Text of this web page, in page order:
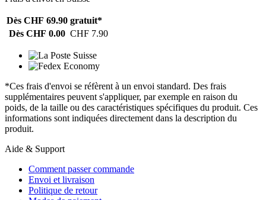
Dès CHF 69.90 gratuit*
Dès CHF 0.00 CHF 7.90
*Ces frais d'envoi se réfèrent à un envoi standard. Des frais
supplémentaires peuvent s'appliquer, par exemple en raison du
poids, de la taille ou des caractéristiques spécifiques du produit. Ces
informations sont indiquées directement dans la description du
produit.
Aide & Support
Comment passer commande
Envoi et livraison
Politique de retour